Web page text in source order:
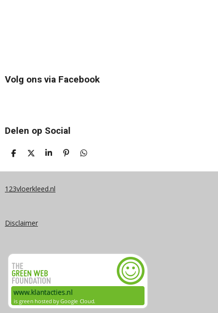
Volg ons via Facebook
Delen op Social
D
L
N
D
E
S
A
E
P
N
D
L
123vloerkleed.nl
Disclaimer